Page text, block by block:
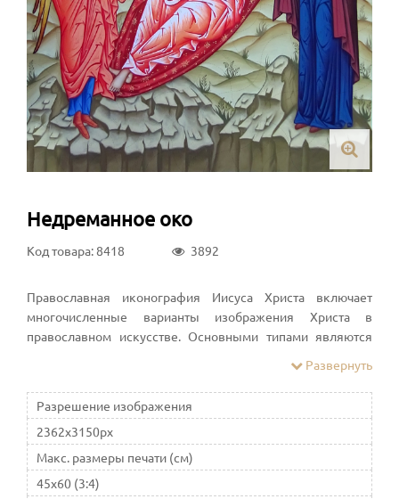
Недреманное око
Код товара: 8418 3892
Православная иконография Иисуса Христа включает
многочисленные варианты изображения Христа в
православном искусстве. Основными типами являются
Развернуть
Разрешение изображения
2362x3150px
Макс. размеры печати (см)
45x60 (3:4)